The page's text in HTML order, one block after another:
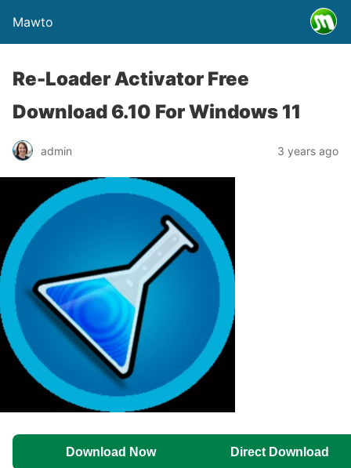
Mawto
Re-Loader Activator Free
Download 6.10 For Windows 11
admin 3 years ago
Download Now Direct Download